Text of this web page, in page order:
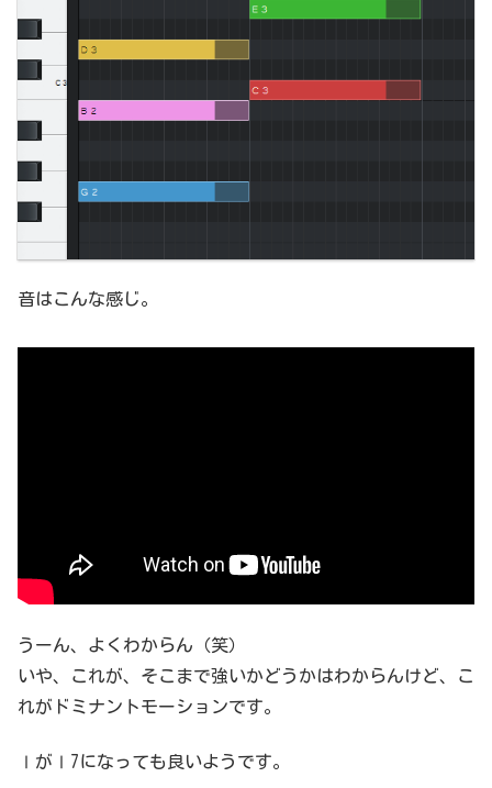
音はこんな感じ。
うーん、よくわからん（笑）
いや、これが、そこまで強いかどうかはわからんけど、こ
れがドミナントモーションです。
ⅠがⅠ7になっても良いようです。